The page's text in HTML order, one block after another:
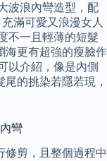
波浪內彎造型，配
滿可愛又浪漫女人
不一且輕薄的短髮
海更有超強的瘦臉作
以介紹，像是內側
的挑染若隱若現，
彎
修剪，且整個過程中